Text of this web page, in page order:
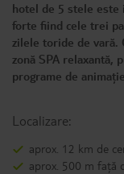
hotel de 5 stele este
forte fiind cele trei
zilele toride de vară.
zonă SPA relaxantă,
programe de
Localizare:
aprox. 12 km de
aprox. 500 m față